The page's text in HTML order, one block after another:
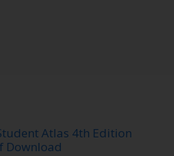
Atlas 4th Edition
Download